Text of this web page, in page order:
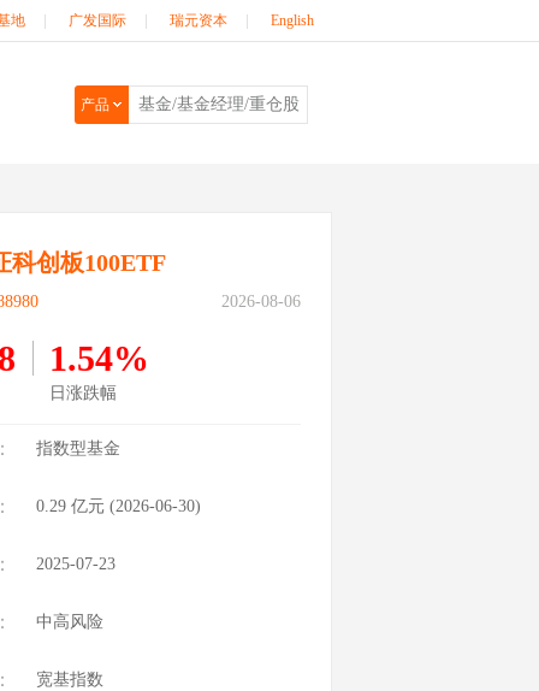
地 广发国际 瑞元资本 English
产品
科创板100ETF
2026-08-06
1.54%
日涨跌幅
指数型基金
0.29 亿元 (2026-06-30)
2025-07-23
中高风险
宽基指数